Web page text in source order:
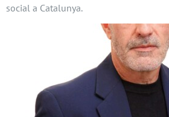
social a Catalunya.